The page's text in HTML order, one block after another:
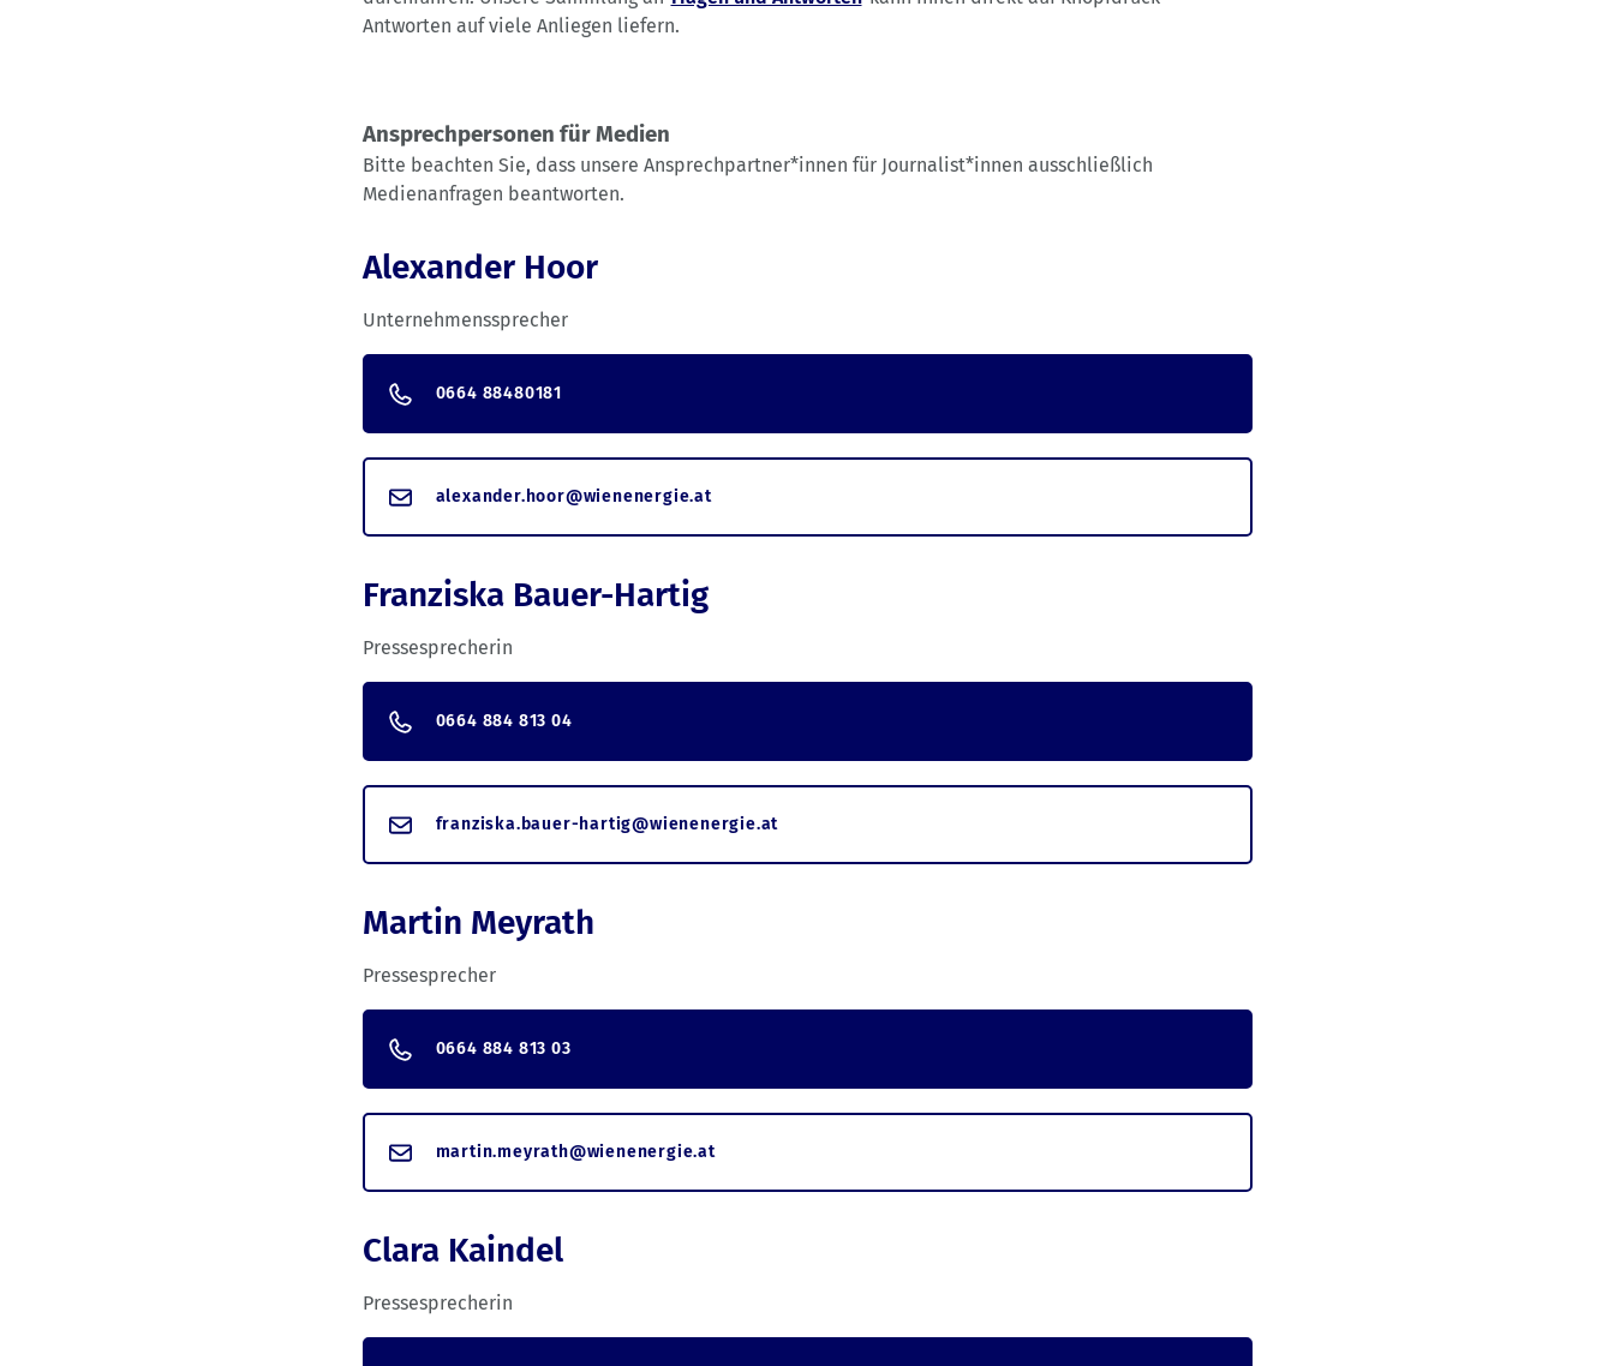
Antworten auf viele Anliegen liefern.
Ansprechpersonen für Medien
Bitte beachten Sie, dass unsere Ansprechpartner*innen für Journalist*innen ausschließlich
Medienanfragen beantworten.
Alexander Hoor
Unternehmenssprecher
0664 88480181
alexander.hoor@wienenergie.at
Franziska Bauer-Hartig
Pressesprecherin
0664 884 813 04
franziska.bauer-hartig@wienenergie.at
Martin Meyrath
Pressesprecher
0664 884 813 03
martin.meyrath@wienenergie.at
Clara Kaindel
Pressesprecherin